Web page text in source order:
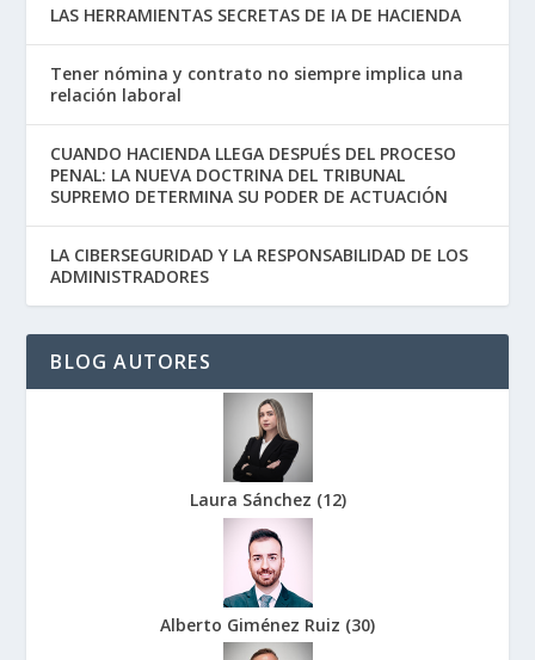
LAS HERRAMIENTAS SECRETAS DE IA DE HACIENDA
Tener nómina y contrato no siempre implica una
relación laboral
CUANDO HACIENDA LLEGA DESPUÉS DEL PROCESO
PENAL: LA NUEVA DOCTRINA DEL TRIBUNAL
SUPREMO DETERMINA SU PODER DE ACTUACIÓN
LA CIBERSEGURIDAD Y LA RESPONSABILIDAD DE LOS
ADMINISTRADORES
BLOG AUTORES
Laura Sánchez (12)
Alberto Giménez Ruiz (30)